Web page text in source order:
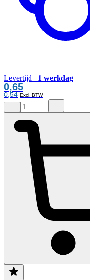
Levertijd 1 werkdag
0,65
0,54